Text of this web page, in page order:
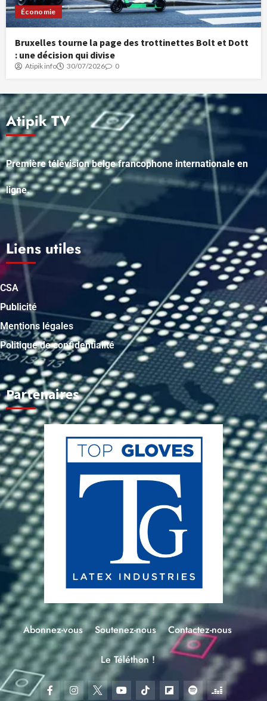
Économie
Bruxelles tourne la page des trottinettes Bolt et Dott
: une décision qui divise
Atipik info 30/07/2026 0
Atipik TV
Première télévision belge francophone internationale en
ligne.
Liens utiles
CSA
Publicité
Mentions légales
Politique de confidentialité
Partenaires
Abonnez-vous Soutenez-nous Contactez-nous
Le Téléthon !